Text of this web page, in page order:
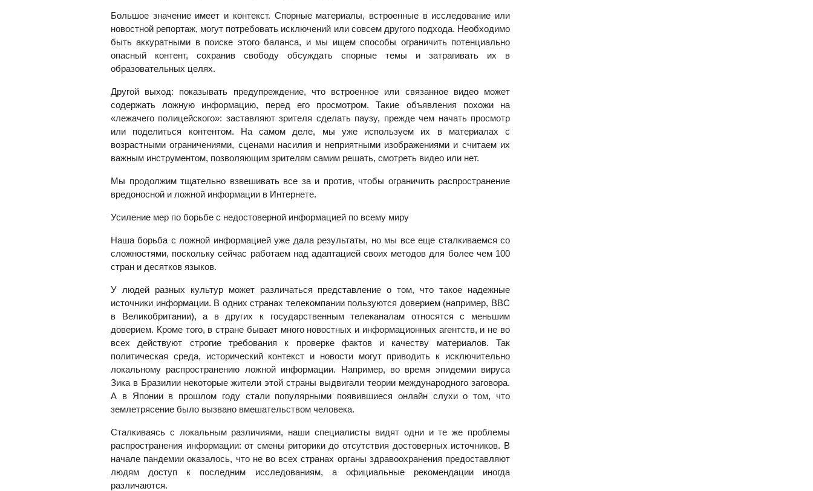
Большое значение имеет и контекст. Спорные материалы, встроенные в исследование или
новостной репортаж, могут потребовать исключений или совсем другого подхода. Необходимо
быть аккуратными в поиске этого баланса, и мы ищем способы ограничить потенциально
опасный контент, сохранив свободу обсуждать спорные темы и затрагивать их в
образовательных целях.
Другой выход: показывать предупреждение, что встроенное или связанное видео может
содержать ложную информацию, перед его просмотром. Такие объявления похожи на
«лежачего полицейского»: заставляют зрителя сделать паузу, прежде чем начать просмотр
или поделиться контентом. На самом деле, мы уже используем их в материалах с
возрастными ограничениями, сценами насилия и неприятными изображениями и считаем их
важным инструментом, позволяющим зрителям самим решать, смотреть видео или нет.
Мы продолжим тщательно взвешивать все за и против, чтобы ограничить распространение
вредоносной и ложной информации в Интернете.
Усиление мер по борьбе с недостоверной информацией по всему миру
Наша борьба с ложной информацией уже дала результаты, но мы все еще сталкиваемся со
сложностями, поскольку сейчас работаем над адаптацией своих методов для более чем 100
стран и десятков языков.
У людей разных культур может различаться представление о том, что такое надежные
источники информации. В одних странах телекомпании пользуются доверием (например, BBC
в Великобритании), а в других к государственным телеканалам относятся с меньшим
доверием. Кроме того, в стране бывает много новостных и информационных агентств, и не во
всех действуют строгие требования к проверке фактов и качеству материалов. Так
политическая среда, исторический контекст и новости могут приводить к исключительно
локальному распространению ложной информации. Например, во время эпидемии вируса
Зика в Бразилии некоторые жители этой страны выдвигали теории международного заговора.
А в Японии в прошлом году стали популярными появившиеся онлайн слухи о том, что
землетрясение было вызвано вмешательством человека.
Сталкиваясь с локальным различиями, наши специалисты видят одни и те же проблемы
распространения информации: от смены риторики до отсутствия достоверных источников. В
начале пандемии оказалось, что не во всех странах органы здравоохранения предоставляют
людям доступ к последним исследованиям, а официальные рекомендации иногда
различаются.